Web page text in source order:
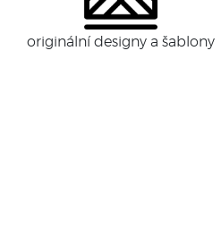
originální designy a šablony